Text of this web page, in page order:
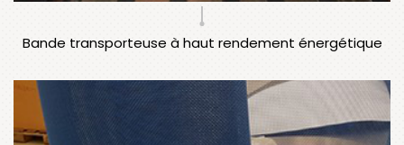
Bande transporteuse à haut rendement énergétique